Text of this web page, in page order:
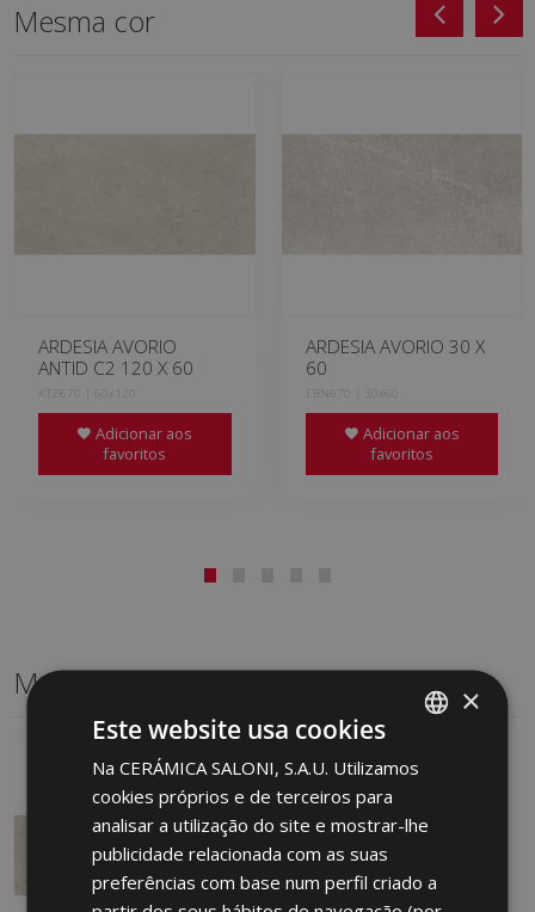
Mesma cor
ARDESIA AVORIO
ANTID C2 120 X 60
KTZ670 | 60x120
Adicionar aos
favoritos
ARDESIA AVORIO 30 X
60
ERN670 | 30x60
Adicionar aos
favoritos
Mesmo formato
SPANISH
ENGLISH
GERMAN
×
Este website usa cookies
Na CERÁMICA SALONI, S.A.U. Utilizamos
cookies próprios e de terceiros para
analisar a utilização do site e mostrar-lhe
publicidade relacionada com as suas
preferências com base num perfil criado a